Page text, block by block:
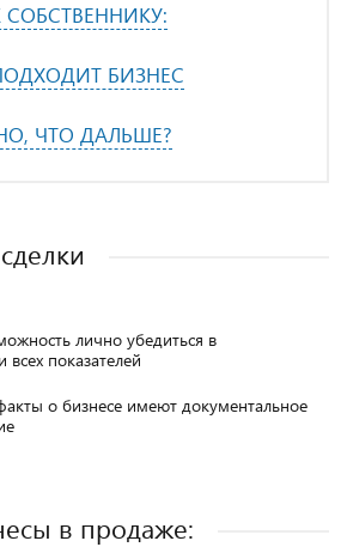
БИЗНЕС
ЧТО ДАЛЬШЕ?
лично убедиться в
всех показателей
о бизнесе имеют документальное
в продаже: